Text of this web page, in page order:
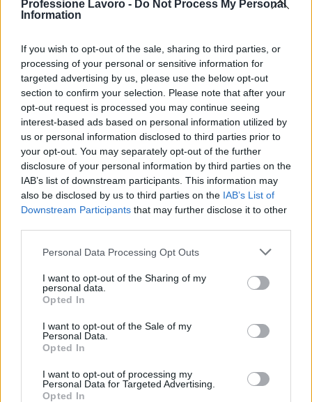
Professione Lavoro - Do Not Process My Personal
Information
If you wish to opt-out of the sale, sharing to third parties, or
processing of your personal or sensitive information for
targeted advertising by us, please use the below opt-out
section to confirm your selection. Please note that after your
opt-out request is processed you may continue seeing
interest-based ads based on personal information utilized by
us or personal information disclosed to third parties prior to
your opt-out. You may separately opt-out of the further
disclosure of your personal information by third parties on the
IAB’s list of downstream participants. This information may
also be disclosed by us to third parties on the IAB’s List of
Downstream Participants that may further disclose it to other
Please note that this website/app uses one or more Google
not limited to your visit or usage behaviour. You may click to
grant or deny consent to Google and its third-party tags to
use your data for below specified purposes in below Google
consent section.
Personal Data Processing Opt Outs
I want to opt-out of the Sharing of my
personal data.
Opted In
I want to opt-out of the Sale of my
Personal Data.
Opted In
I want to opt-out of processing my
Personal Data for Targeted Advertising.
Opted In
Continua a leggere
TROVARE LAVORO
Come trovare lavoro con l’IA: guida pratica a prompt,
Sofia Ricci · 4 Ago 2026